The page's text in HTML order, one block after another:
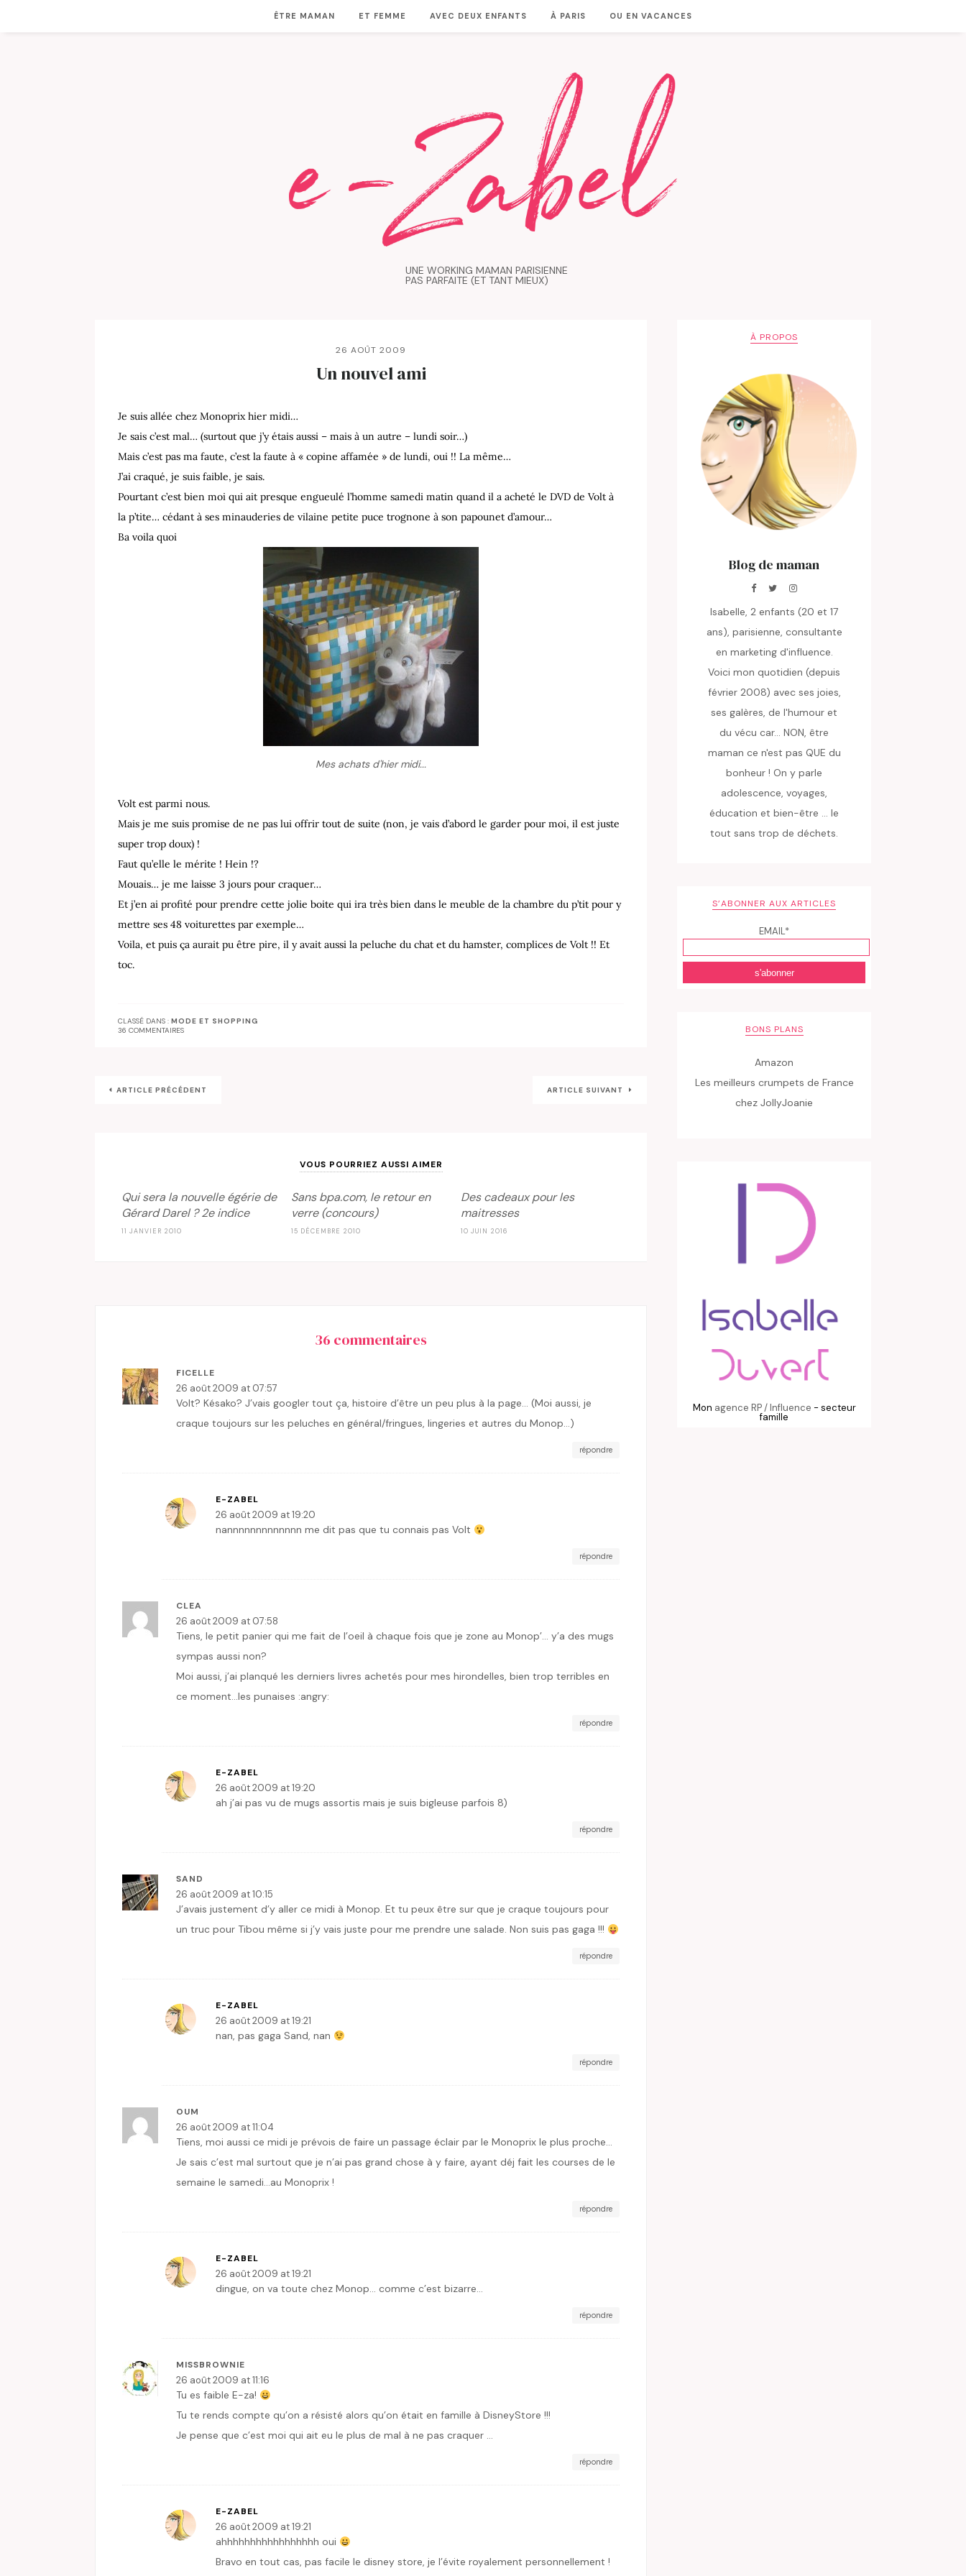
ÊTRE MAMAN ET FEMME AVEC DEUX ENFANTS À PARIS OU EN VACANCES
UNE WORKING MAMAN PARISIENNE
PAS PARFAITE (ET TANT MIEUX)
26 AOÛT 2009
Un nouvel ami
Je suis allée chez Monoprix hier midi…
Je sais c’est mal… (surtout que j’y étais aussi – mais à un autre – lundi soir…)
Mais c’est pas ma faute, c’est la faute à « copine affamée » de lundi, oui !! La même…
J’ai craqué, je suis faible, je sais.
Pourtant c’est bien moi qui ait presque engueulé l’homme samedi matin quand il a acheté le DVD de Volt à
la p’tite… cédant à ses minauderies de vilaine petite puce trognone à son papounet d’amour…
Ba voila quoi
Mes achats d'hier midi...
Volt est parmi nous.
Mais je me suis promise de ne pas lui offrir tout de suite (non, je vais d’abord le garder pour moi, il est juste
super trop doux) !
Faut qu’elle le mérite ! Hein !?
Mouais… je me laisse 3 jours pour craquer…
Et j’en ai profité pour prendre cette jolie boite qui ira très bien dans le meuble de la chambre du p’tit pour y
mettre ses 48 voiturettes par exemple…
Voila, et puis ça aurait pu être pire, il y avait aussi la peluche du chat et du hamster, complices de Volt !! Et
toc.
CLASSÉ DANS : MODE ET SHOPPING
36 COMMENTAIRES
ARTICLE PRÉCÉDENT ARTICLE SUIVANT
VOUS POURRIEZ AUSSI AIMER
Qui sera la nouvelle égérie de
Gérard Darel ? 2e indice
11 JANVIER 2010
Sans bpa.com, le retour en
verre (concours)
15 DÉCEMBRE 2010
Des cadeaux pour les
maitresses
10 JUIN 2016
36 commentaires
FICELLE
26 août 2009 at 07:57
Volt? Késako? J’vais googler tout ça, histoire d’être un peu plus à la page… (Moi aussi, je
craque toujours sur les peluches en général/fringues, lingeries et autres du Monop…)
répondre
E-ZABEL
26 août 2009 at 19:20
nannnnnnnnnnnnn me dit pas que tu connais pas Volt
répondre
CLEA
26 août 2009 at 07:58
Tiens, le petit panier qui me fait de l’oeil à chaque fois que je zone au Monop’… y’a des mugs
sympas aussi non?
Moi aussi, j’ai planqué les derniers livres achetés pour mes hirondelles, bien trop terribles en
ce moment…les punaises :angry:
répondre
E-ZABEL
26 août 2009 at 19:20
ah j’ai pas vu de mugs assortis mais je suis bigleuse parfois 8)
répondre
SAND
26 août 2009 at 10:15
J’avais justement d’y aller ce midi à Monop. Et tu peux être sur que je craque toujours pour
un truc pour Tibou même si j’y vais juste pour me prendre une salade. Non suis pas gaga !!!
répondre
E-ZABEL
26 août 2009 at 19:21
nan, pas gaga Sand, nan
répondre
OUM
26 août 2009 at 11:04
Tiens, moi aussi ce midi je prévois de faire un passage éclair par le Monoprix le plus proche…
Je sais c’est mal surtout que je n’ai pas grand chose à y faire, ayant déj fait les courses de le
semaine le samedi…au Monoprix !
répondre
E-ZABEL
26 août 2009 at 19:21
dingue, on va toute chez Monop… comme c’est bizarre…
répondre
MISSBROWNIE
26 août 2009 at 11:16
Tu es faible E-za!
Tu te rends compte qu’on a résisté alors qu’on était en famille à DisneyStore !!!
Je pense que c’est moi qui ait eu le plus de mal à ne pas craquer …
répondre
E-ZABEL
26 août 2009 at 19:21
ahhhhhhhhhhhhhhhhh oui
Bravo en tout cas, pas facile le disney store, je l’évite royalement personnellement !
À PROPOS
Blog de maman
Isabelle, 2 enfants (20 et 17
ans), parisienne, consultante
en marketing d'influence.
Voici mon quotidien (depuis
février 2008) avec ses joies,
ses galères, de l'humour et
du vécu car... NON, être
maman ce n'est pas QUE du
bonheur ! On y parle
adolescence, voyages,
éducation et bien-être ... le
tout sans trop de déchets.
S’ABONNER AUX ARTICLES
EMAIL*
BONS PLANS
Amazon
Les meilleurs crumpets de France
chez JollyJoanie
Mon agence RP / Influence - secteur
famille